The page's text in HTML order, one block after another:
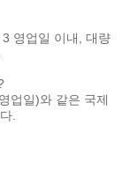
영업일 이내, 대량
업일)와 같은 국제
.